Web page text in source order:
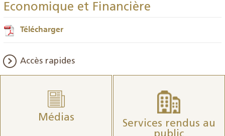
Economique et Financière
Télécharger
Accès rapides
Médias
Services rendus au